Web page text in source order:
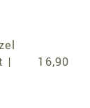
|
16,90